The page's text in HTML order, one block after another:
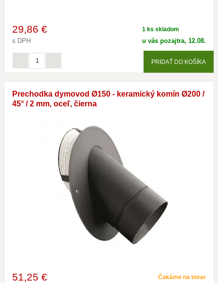
29,86 €
s DPH
1 ks skladom
u vás pozajtra, 12.08.
PRIDAŤ DO KOŠÍKA
Prechodka dymovod Ø150 - keramický komín Ø200 /
45° / 2 mm, oceľ, čierna
51,25 € Čakáme na tovar